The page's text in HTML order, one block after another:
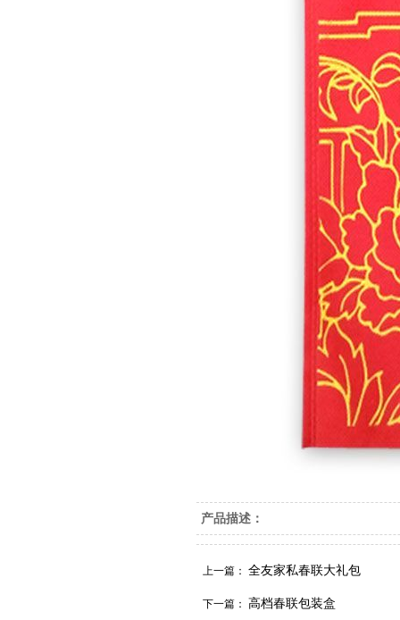
产品描述：
上一篇： 全友家私春联大礼包
下一篇： 高档春联包装盒